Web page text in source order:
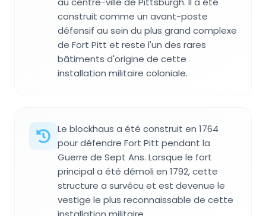
construit comme un avant-poste
défensif au sein du plus grand complexe
de Fort Pitt et reste l'un des rares
bâtiments d'origine de cette
installation militaire coloniale.
Le blockhaus a été construit en 1764
pour défendre Fort Pitt pendant la
Guerre de Sept Ans. Lorsque le fort
principal a été démoli en 1792, cette
structure a survécu et est devenue le
vestige le plus reconnaissable de cette